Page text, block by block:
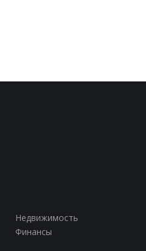
Недвижимость
Финансы